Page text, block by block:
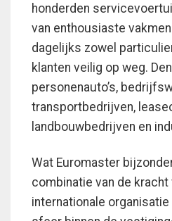
honderden
van enthousiaste
dagelijks zowel
klanten veilig op weg.
personenauto’s,
transportbedrijven,
landbouwbedrijven en
Wat Euromaster
combinatie van de kracht
internationale